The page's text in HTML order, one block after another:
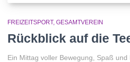
FREIZEITSPORT GESAMTVEREIN
Rückblick auf die
Ein Mittag voller Bewegung, Spaß